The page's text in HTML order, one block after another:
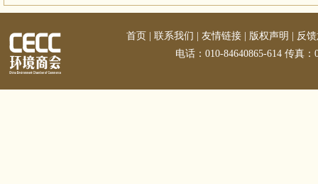
首页 联系我们 友情链接 版权声明
反
电话：010-84640865-614 传真